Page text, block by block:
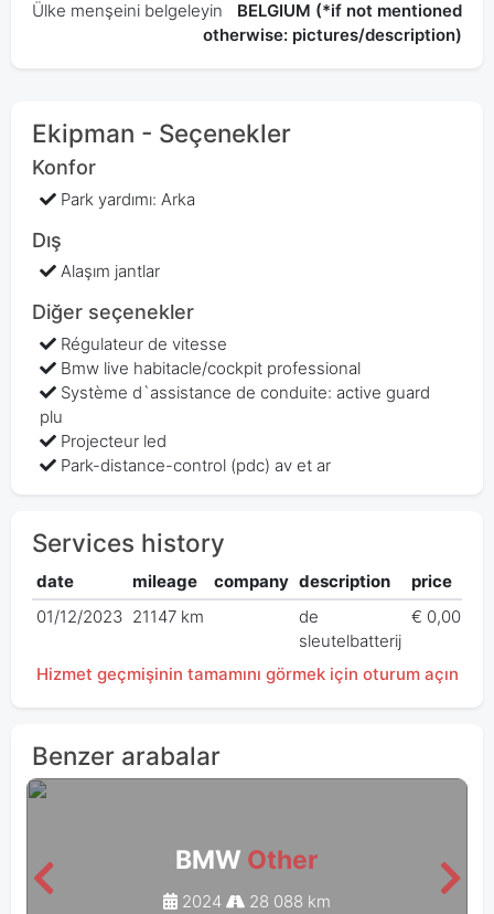
Ülke menşeini belgeleyin
BELGIUM (*if not mentioned
otherwise: pictures/description)
Ekipman - Seçenekler
Konfor
Park yardımı: Arka
Dış
Alaşım jantlar
Diğer seçenekler
Régulateur de vitesse
Bmw live habitacle/cockpit professional
Système d`assistance de conduite: active guard
plu
Projecteur led
Park-distance-control (pdc) av et ar
Services history
date mileage company description
price
01/12/2023 21147 km
de
sleutelbatterij
€ 0,00
Hizmet geçmişinin tamamını görmek için oturum açın
Benzer arabalar
BMW Other
2024 28 088 km